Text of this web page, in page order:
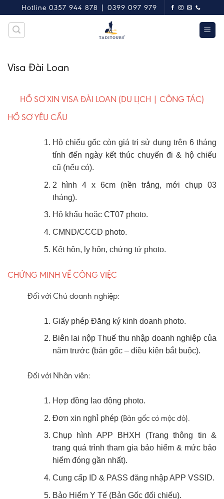
content
Hotline 0357 944 878 | 0399 097 979
Visa Đài Loan
HỒ SƠ XIN VISA ĐÀI LOAN (DU LỊCH | CÔNG TÁC)
HỒ SƠ YÊU CẦU
Hộ chiếu gốc còn giá trị sử dụng trên 6 tháng
tính đến ngày kết thúc chuyến đi & hộ chiếu
cũ (nếu có).
2 hình 4 x 6cm (nền trắng, mới chụp 03
tháng).
Hộ khẩu hoặc CT07 photo.
CMND/CCCD photo.
Kết hôn, ly hôn, chứng tử photo.
CHỨNG MINH VỀ CÔNG VIỆC
Đối với Chủ doanh nghiệp:
Giấy phép Đăng ký kinh doanh photo.
Biên lai nộp Thuế thu nhập doanh nghiệp của
năm trước (bản gốc – điều kiện bắt buộc).
Đối với Nhân viên:
Hợp đồng lao động photo.
Đơn xin nghỉ phép (Bản gốc có mộc đỏ).
Chụp hình APP BHXH (Trang thông tin &
trang quá trình tham gia bảo hiểm & mức bảo
hiểm đóng gần nhất).
Cung cấp ID & PASS đăng nhập APP VSSID.
Bảo Hiểm Y Tế (Bản Gốc đối chiếu).